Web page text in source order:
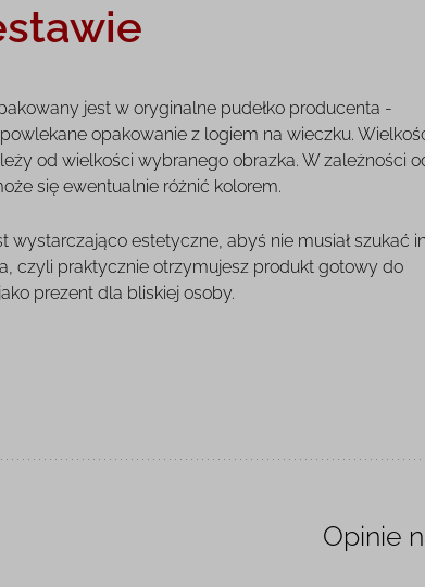
jest w oryginalne pudełko producenta -
opakowanie z logiem na wieczku.
od wielkości wybranego obrazka. W zależności
się ewentualnie różnić kolorem.
wystarczająco estetyczne, abyś nie musiał szukać
czyli praktycznie otrzymujesz produkt gotowy do
prezent dla bliskiej osoby.
Opinie